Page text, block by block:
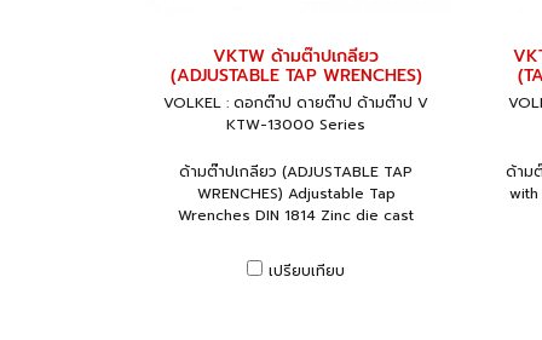
VKTW ด้ามต๊าปเกลียว
(ADJUSTABLE TAP WRENCHES)
VOLKEL : ดอกต๊าป ดายต๊าป ด้ามต๊าป V
KTW-13000 Series
ด้ามต๊าปเกลียว (ADJUSTABLE TAP
WRENCHES) Adjustable Tap
Wrenches DIN 1814 Zinc die cast
เปรียบเทียบ
ด้าม